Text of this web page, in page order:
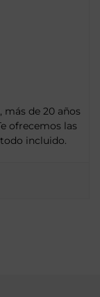
más de 20 años
ofrecemos las
incluido.